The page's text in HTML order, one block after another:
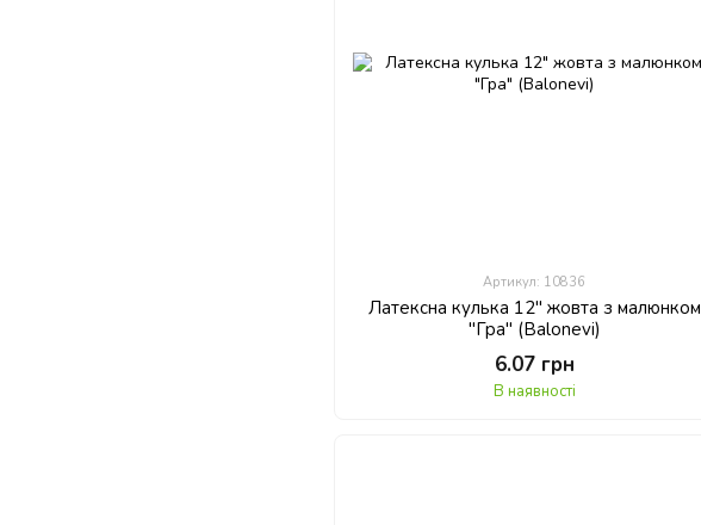
Артикул: 10836
Латексна кулька 12" жовта з малюнком
"Гра" (Balonevi)
6.07 грн
В наявності